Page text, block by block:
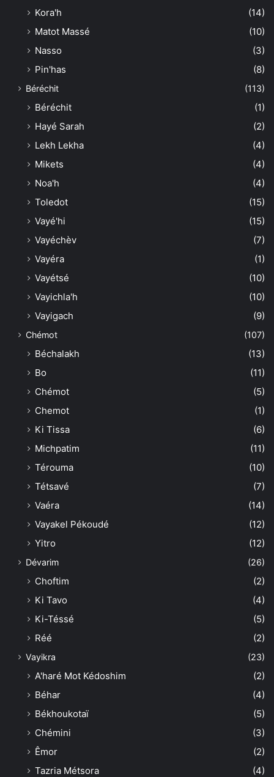
Kora'h
(14)
Matot Massé
(10)
Nasso
(3)
Pin'has
(8)
Béréchit (113)
Béréchit
(1)
Hayé Sarah
(2)
Lekh Lekha
(4)
Mikets
(4)
Noa'h
(4)
Toledot
(15)
Vayé'hi
(15)
Vayéchèv
(7)
Vayéra
(1)
Vayétsé
(10)
Vayichla'h
(10)
Vayigach
(9)
Chémot (107)
Béchalakh
(13)
Bo
(11)
Chémot
(5)
Chemot
(1)
Ki Tissa
(6)
Michpatim
(11)
Térouma
(10)
Tétsavé
(7)
Vaéra
(14)
Vayakel Pékoudé
(12)
Yitro
(12)
Dévarim (26)
Choftim
(2)
Ki Tavo
(4)
Ki-Téssé
(5)
Réé
(2)
Vayikra (23)
A'haré Mot Kédoshim
(2)
Béhar
(4)
Békhoukotaï
(5)
Chémini
(3)
Êmor
(2)
Tazria Métsora
(4)